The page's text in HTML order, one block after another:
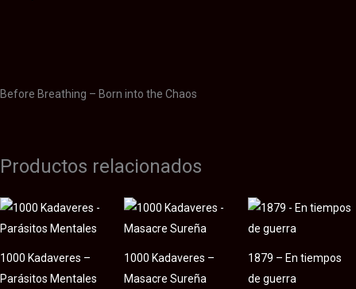
Before Breathing – Born into the Chaos
Productos relacionados
1000 Kadaveres –
Parásitos Mentales
1000 Kadaveres –
Masacre Sureña
1879 – En tiempos
de guerra